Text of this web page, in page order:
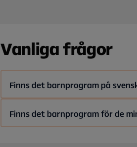
Vanliga frågor
Finns det barnprogram på
Ja. Det finns ett stort utbud med
Finns det barnprogram för de